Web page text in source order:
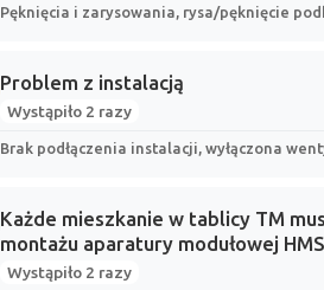
Pęknięcia i zarysowania, rysa/pęknięcie
Problem z instalacją
Wystąpiło 2 razy
Brak podłączenia instalacji, wyłączona
Każde mieszkanie w tablicy TM
montażu aparatury modułowej
Wystąpiło 2 razy